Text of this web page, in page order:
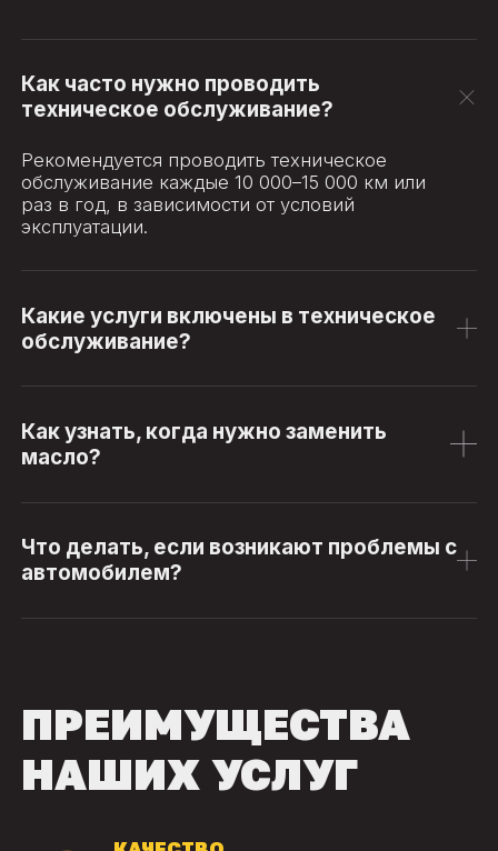
Как часто нужно проводить
техническое обслуживание?
Рекомендуется проводить техническое
обслуживание каждые 10 000–15 000 км или
раз в год, в зависимости от условий
эксплуатации.
Какие услуги включены в техническое
обслуживание?
Как узнать, когда нужно заменить
масло?
Что делать, если возникают проблемы с
автомобилем?
ПРЕИМУЩЕСТВА
НАШИХ УСЛУГ